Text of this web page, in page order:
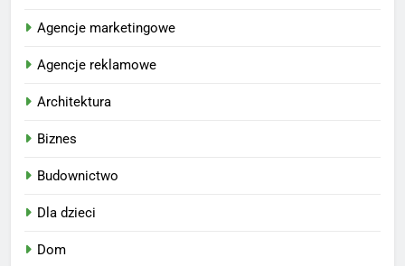
Agencje marketingowe
Agencje reklamowe
Architektura
Biznes
Budownictwo
Dla dzieci
Dom